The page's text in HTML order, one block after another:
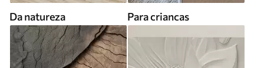
Da natureza Para criancas